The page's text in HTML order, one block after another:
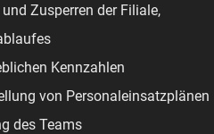
Zusperren der Filiale,
Kennzahlen
von Personaleinsatzplänen
des Teams